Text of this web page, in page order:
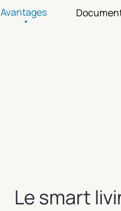
Avantages
Le smart